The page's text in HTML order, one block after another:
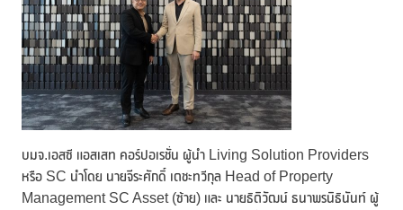
บมจ.เอสซี แอสเสท คอร์ปอเรชั่น ผู้นำ Living Solution Providers
หรือ SC นำโดย นายจีระศักดิ์ เตชะทวีกุล Head of Property
Management SC Asset (ซ้าย) และ นายธิติวัฒน์ ธนาพรนิธินันท์ ผู้